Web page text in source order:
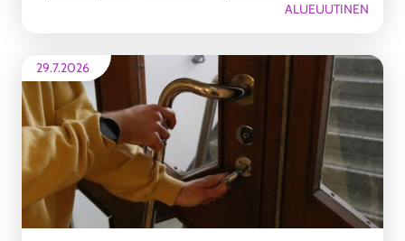
ALUEUUTINEN
29.7.2026